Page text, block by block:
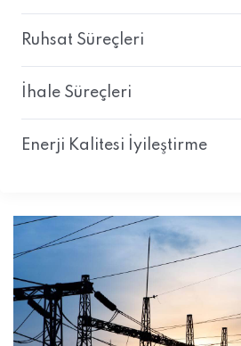
Ruhsat Süreçleri
İhale Süreçleri
Enerji Kalitesi İyileştirme